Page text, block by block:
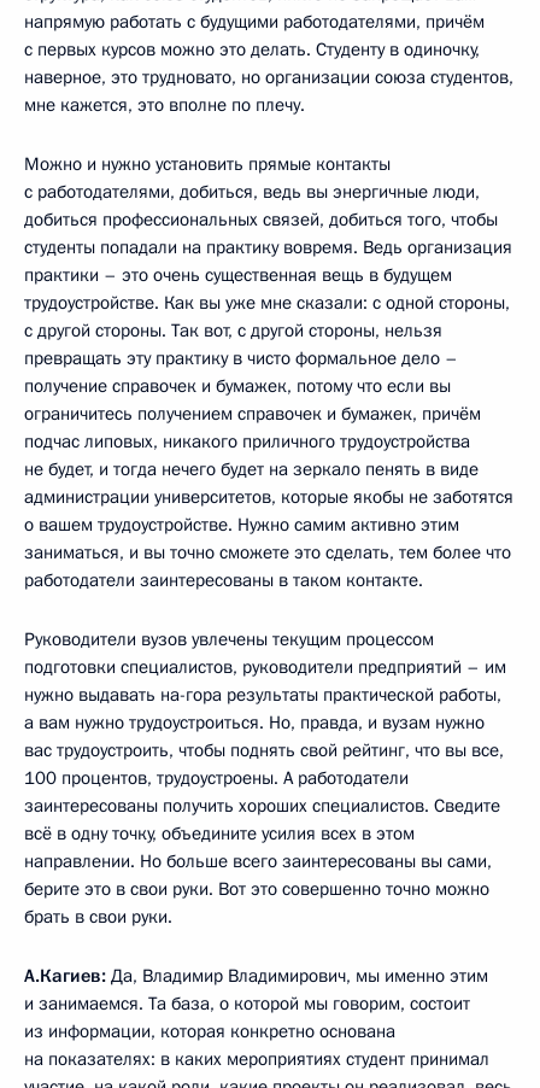
напрямую работать с будущими работодателями, причём
с первых курсов можно это делать. Студенту в одиночку,
наверное, это трудновато, но организации союза студентов,
мне кажется, это вполне по плечу.
Можно и нужно установить прямые контакты
с работодателями, добиться, ведь вы энергичные люди,
добиться профессиональных связей, добиться того, чтобы
студенты попадали на практику вовремя. Ведь организация
практики – это очень существенная вещь в будущем
трудоустройстве. Как вы уже мне сказали: с одной стороны,
с другой стороны. Так вот, с другой стороны, нельзя
превращать эту практику в чисто формальное дело –
получение справочек и бумажек, потому что если вы
ограничитесь получением справочек и бумажек, причём
подчас липовых, никакого приличного трудоустройства
не будет, и тогда нечего будет на зеркало пенять в виде
администрации университетов, которые якобы не заботятся
о вашем трудоустройстве. Нужно самим активно этим
заниматься, и вы точно сможете это сделать, тем более что
работодатели заинтересованы в таком контакте.
Руководители вузов увлечены текущим процессом
подготовки специалистов, руководители предприятий – им
нужно выдавать на-гора результаты практической работы,
а вам нужно трудоустроиться. Но, правда, и вузам нужно
вас трудоустроить, чтобы поднять свой рейтинг, что вы все,
100 процентов, трудоустроены. А работодатели
заинтересованы получить хороших специалистов. Сведите
всё в одну точку, объедините усилия всех в этом
направлении. Но больше всего заинтересованы вы сами,
берите это в свои руки. Вот это совершенно точно можно
брать в свои руки.
А.Кагиев: Да, Владимир Владимирович, мы именно этим
и занимаемся. Та база, о которой мы говорим, состоит
из информации, которая конкретно основана
на показателях: в каких мероприятиях студент принимал